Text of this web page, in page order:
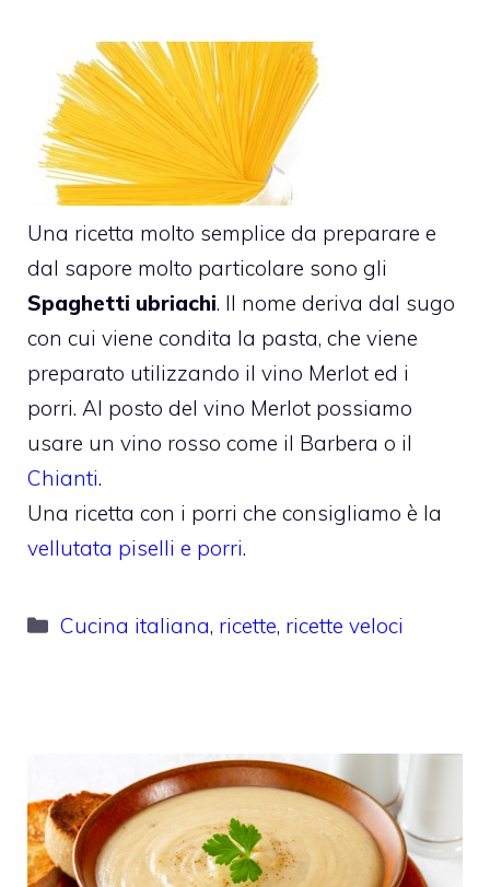
Una ricetta molto semplice da preparare e
dal sapore molto particolare sono gli
Spaghetti ubriachi. Il nome deriva dal sugo
con cui viene condita la pasta, che viene
preparato utilizzando il vino Merlot ed i
porri. Al posto del vino Merlot possiamo
usare un vino rosso come il Barbera o il
Chianti.
Una ricetta con i porri che consigliamo è la
vellutata piselli e porri.
Categorie
Cucina italiana, ricette, ricette veloci